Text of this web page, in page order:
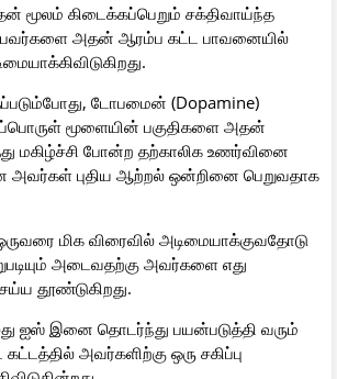
மூலம் கிடைக்கப்பெறும் சக்திவாய்ந்த
அதன் ஆரம்ப கட்ட பாவனையில்
டோபமைன் (Dopamine)
மூளையின் பகுதிகளை அதன்
மகிழ்ச்சி போன்ற தற்காலிக உணர்வினை
அவர்கள் புதிய ஆற்றல் ஒன்றினை பெறுவதாக
மிக விரைவில் அடிமையாக்குவதோடு
அடைவதற்கு அவர்களை எது
தூண்டுகிறது.
ஐஸ் இனை தொடர்ந்து பயன்படுத்தி வரும்
கட்டத்தில் அவர்களிற்கு ஒரு சகிப்பு